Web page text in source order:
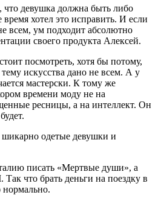
девушка должна быть либо
время хотел это исправить. И если
всем, ум подходит абсолютно
своего продукта Алексей.
посмотреть, хотя бы потому,
искусства дано не всем. А у
мастерски. К тому же
времени моду не на
ресницы, а на интеллект. Он
шикарно одетые девушки и
писать «Мертвые души», а
что брать деньги на поездку в